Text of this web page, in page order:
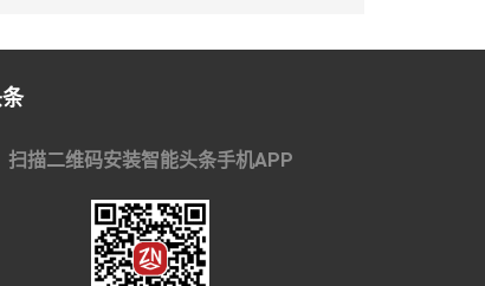
扫描二维码安装智能头条手机APP